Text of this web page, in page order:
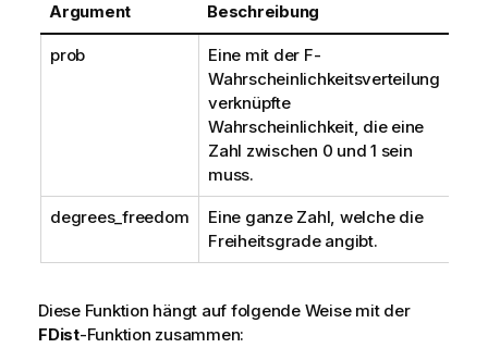
Argument Beschreibung
prob Eine mit der F-
Wahrscheinlichkeitsverteilung
verknüpfte
Wahrscheinlichkeit, die eine
Zahl zwischen 0 und 1 sein
muss.
degrees_freedom
Eine ganze Zahl, welche die
Freiheitsgrade angibt.
Diese Funktion hängt auf folgende Weise mit der
FDist-Funktion zusammen: